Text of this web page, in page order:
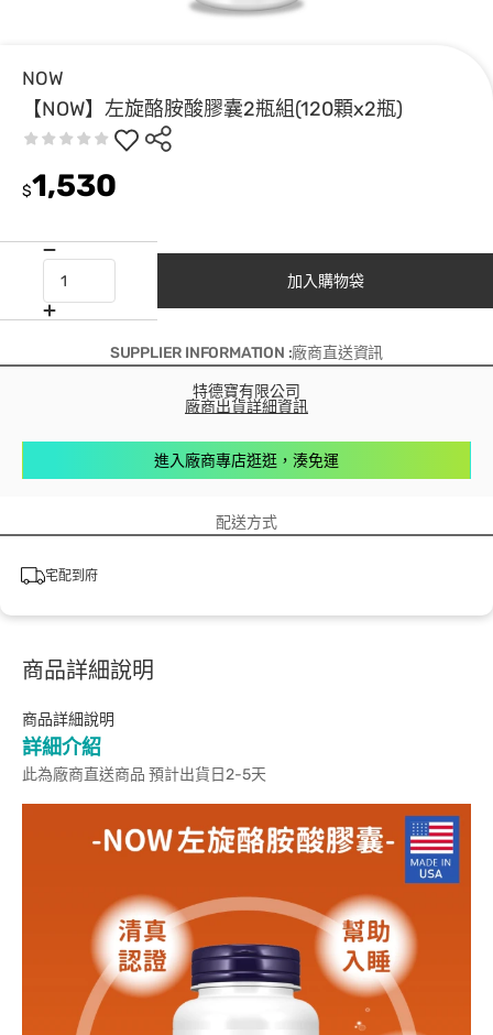
NOW
【NOW】左旋酪胺酸膠囊2瓶組(120顆x2瓶)
$1,530
加入購物袋
SUPPLIER INFORMATION :廠商直送資訊
特德寶有限公司
廠商出貨詳細資訊
進入廠商專店逛逛，湊免運
配送方式
宅配到府
商品詳細說明
商品詳細說明
詳細介紹
此為廠商直送商品 預計出貨日2-5天